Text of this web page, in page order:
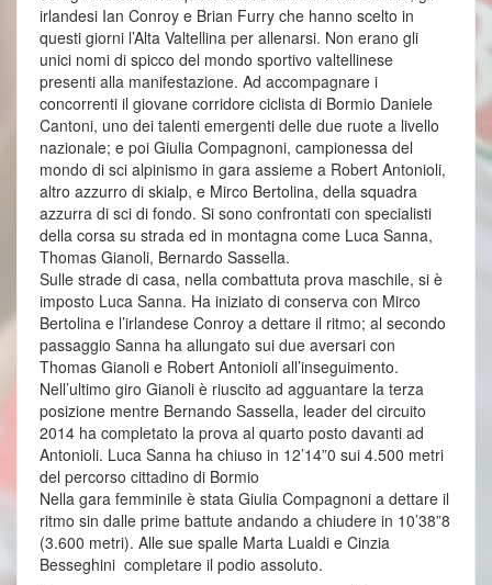
irlandesi Ian Conroy e Brian Furry che hanno scelto in
questi giorni l’Alta Valtellina per allenarsi. Non erano gli
unici nomi di spicco del mondo sportivo valtellinese
presenti alla manifestazione. Ad accompagnare i
concorrenti il giovane corridore ciclista di Bormio Daniele
Cantoni, uno dei talenti emergenti delle due ruote a livello
nazionale; e poi Giulia Compagnoni, campionessa del
mondo di sci alpinismo in gara assieme a Robert Antonioli,
altro azzurro di skialp, e Mirco Bertolina, della squadra
azzurra di sci di fondo. Si sono confrontati con specialisti
della corsa su strada ed in montagna come Luca Sanna,
Thomas Gianoli, Bernardo Sassella.
Sulle strade di casa, nella combattuta prova maschile, si è
imposto Luca Sanna. Ha iniziato di conserva con Mirco
Bertolina e l’irlandese Conroy a dettare il ritmo; al secondo
passaggio Sanna ha allungato sui due aversari con
Thomas Gianoli e Robert Antonioli all’inseguimento.
Nell’ultimo giro Gianoli è riuscito ad agguantare la terza
posizione mentre Bernando Sassella, leader del circuito
2014 ha completato la prova al quarto posto davanti ad
Antonioli. Luca Sanna ha chiuso in 12’14”0 sui 4.500 metri
del percorso cittadino di Bormio
Nella gara femminile è stata Giulia Compagnoni a dettare il
ritmo sin dalle prime battute andando a chiudere in 10’38”8
(3.600 metri). Alle sue spalle Marta Lualdi e Cinzia
Besseghini completare il podio assoluto.